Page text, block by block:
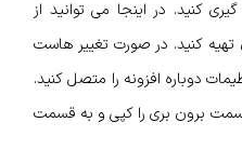
کنید. در اینجا می‌ توانید از
تهیه کنید. در صورت تغییر هاست
دوباره افزونه را متصل کنید.
برون‌ بری را کپی و به قسمت